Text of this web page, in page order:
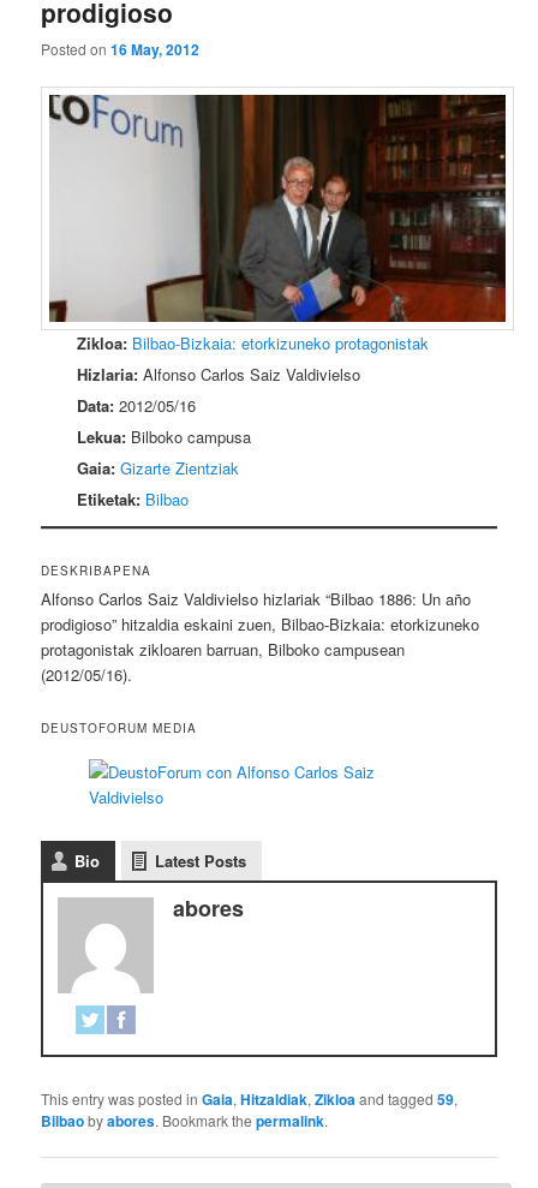
prodigioso
Posted on16 May, 2012
Zikloa: Bilbao-Bizkaia: etorkizuneko protagonistak
Hizlaria: Alfonso Carlos Saiz Valdivielso
Data: 2012/05/16
Lekua: Bilboko campusa
Gaia: Gizarte Zientziak
Etiketak: Bilbao
DESKRIBAPENA
Alfonso Carlos Saiz Valdivielso hizlariak “Bilbao 1886: Un año
prodigioso” hitzaldia eskaini zuen, Bilbao-Bizkaia: etorkizuneko
protagonistak zikloaren barruan, Bilboko campusean
(2012/05/16).
DEUSTOFORUM MEDIA
Bio Latest Posts
abores
This entry was posted inGaia,Hitzaldiak,Zikloaand tagged59,
Bilbaobyabores. Bookmark thepermalink.